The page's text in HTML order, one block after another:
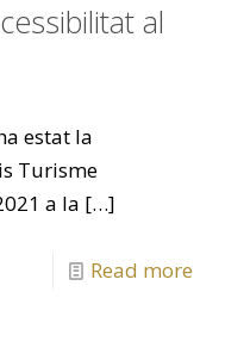
al
estat la
Turisme
a la […]
Read more